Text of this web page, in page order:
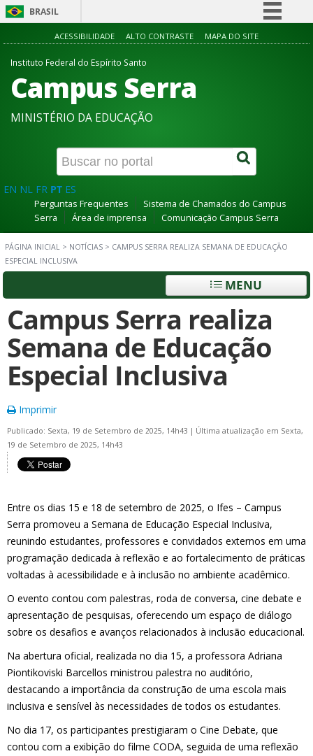
BRASIL
Simplifique!
Acesso à informação
Canais
ACESSIBILIDADE ALTO CONTRASTE MAPA DO SITE
Instituto Federal do Espírito Santo
Campus Serra
MINISTÉRIO DA EDUCAÇÃO
EN NL FR PT ES
Perguntas Frequentes
Sistema de Chamados do Campus
Serra
Área de imprensa Comunicação Campus Serra
PÁGINA INICIAL > NOTÍCIAS > CAMPUS SERRA REALIZA SEMANA DE EDUCAÇÃO
ESPECIAL INCLUSIVA
MENU
Campus Serra realiza
Semana de Educação
Especial Inclusiva
Imprimir
Publicado: Sexta, 19 de Setembro de 2025, 14h43 | Última atualização em Sexta,
19 de Setembro de 2025, 14h43
Entre os dias 15 e 18 de setembro de 2025, o Ifes – Campus
Serra promoveu a Semana de Educação Especial Inclusiva,
reunindo estudantes, professores e convidados externos em uma
programação dedicada à reflexão e ao fortalecimento de práticas
voltadas à acessibilidade e à inclusão no ambiente acadêmico.
O evento contou com palestras, roda de conversa, cine debate e
apresentação de pesquisas, oferecendo um espaço de diálogo
sobre os desafios e avanços relacionados à inclusão educacional.
Na abertura oficial, realizada no dia 15, a professora Adriana
Piontikoviski Barcellos ministrou palestra no auditório,
destacando a importância da construção de uma escola mais
inclusiva e sensível às necessidades de todos os estudantes.
No dia 17, os participantes prestigiaram o Cine Debate, que
contou com a exibição do filme CODA, seguida de uma reflexão